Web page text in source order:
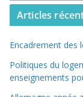
Articles
Encadrement des
Politiques du
enseignements